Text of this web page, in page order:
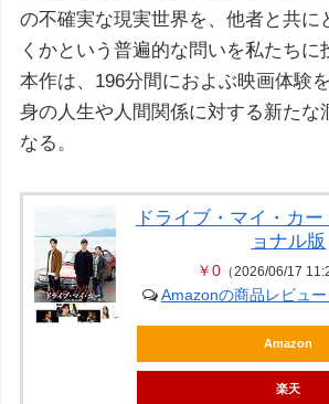
の不確実な現実世界を、他者と共に
くかという普遍的な問いを私たちに
本作は、196分間におよぶ映画体験
身の人生や人間関係に対する新たな
なる。
ドライブ・マイ・カ
ョナル版
￥0 （2026/06/17
Amazonの商品レビュ
Amazon
楽天